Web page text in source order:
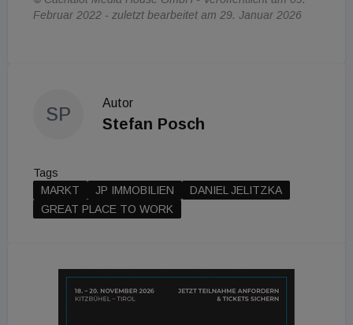
Februar 2022 - zuletzt bearbeitet am 29. Januar 2026
SP
Autor
Stefan Posch
Tags
MARKT
JP IMMOBILIEN
DANIEL JELITZKA
GREAT PLACE TO WORK